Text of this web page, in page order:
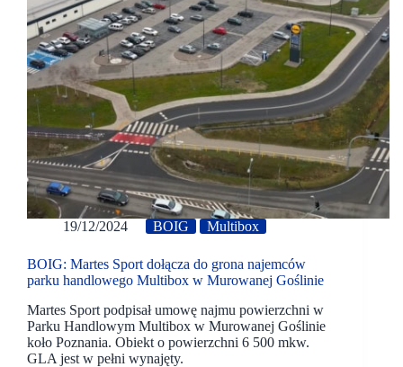
19/12/2024 BOIG Multibox
BOIG: Martes Sport dołącza do grona najemców
parku handlowego Multibox w Murowanej Goślinie
Martes Sport podpisał umowę najmu powierzchni w
Parku Handlowym Multibox w Murowanej Goślinie
koło Poznania. Obiekt o powierzchni 6 500 mkw.
GLA jest w pełni wynajęty.